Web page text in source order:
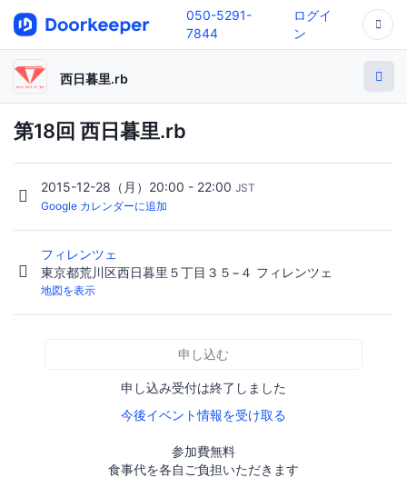
050-5291-
7844
ログイ
ン
西日暮里.rb
第18回 西日暮里.rb
2015-12-28（月）20:00 - 22:00 JST
Google カレンダーに追加
フィレンツェ
東京都荒川区西日暮里５丁目３５−４ フィレンツェ
地図を表示
申し込む
申し込み受付は終了しました
今後イベント情報を受け取る
参加費無料
食事代を各自ご負担いただきます